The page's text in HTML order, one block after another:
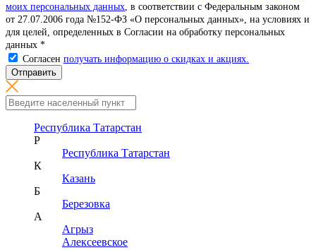
моих персональных данных , в соответствии с Федеральным законом
от 27.07.2006 года №152-ФЗ «О персональных данных», на условиях и
для целей, определенных в Согласии на обработку персональных
данных *
Согласен получать информацию о скидках и акциях.
Отправить
Республика Татарстан
Р
Республика Татарстан
К
Казань
Б
Березовка
А
Агрыз
Алексеевское